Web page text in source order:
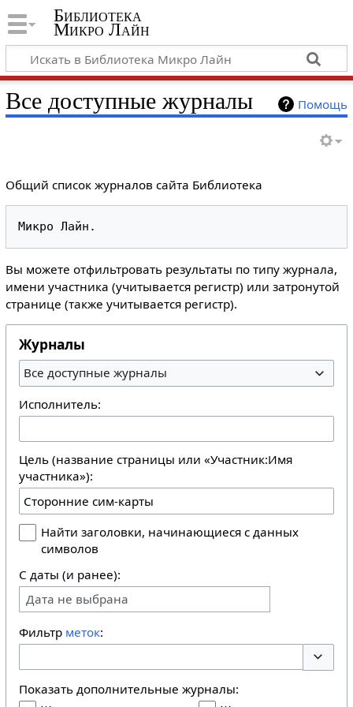
Библиотека
Микро Лайн
Помощь
Все доступные журналы
Общий список журналов сайта Библиотека
Вы можете отфильтровать результаты по типу журнала,
имени участника (учитывается регистр) или затронутой
странице (также учитывается регистр).
Журналы
Все доступные журналы
Исполнитель:
Цель (название страницы или «Участник:Имя
участника»):
Найти заголовки, начинающиеся с данных
символов
С даты (и ранее):
Дата не выбрана
Фильтр меток:
Показать дополнительные журналы: